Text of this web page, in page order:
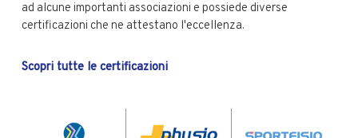
ad alcune importanti associazioni e possiede diverse
certificazioni che ne attestano l'eccellenza.
Scopri tutte le certificazioni